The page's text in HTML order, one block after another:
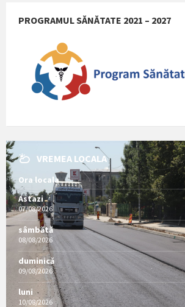
PROGRAMUL SĂNĂTATE 2021 – 2027
VREMEA LOCALA
Ora locala
Astazi
07/08/2026
sâmbătă
08/08/2026
duminică
09/08/2026
luni
10/08/2026